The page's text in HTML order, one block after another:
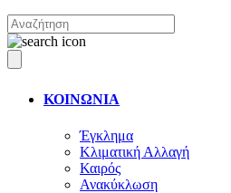
ΚΟΙΝΩΝΙΑ
Έγκλημα
Κλιματική Αλλαγή
Καιρός
Ανακύκλωση